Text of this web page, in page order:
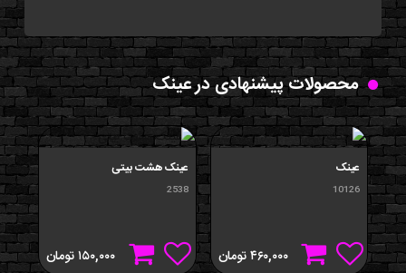
محصولات پیشنهادی در عینک
عینک
10126
۴۶۰,۰۰۰تومان
عینک هشت بیتی
2538
۱۵۰,۰۰۰تومان